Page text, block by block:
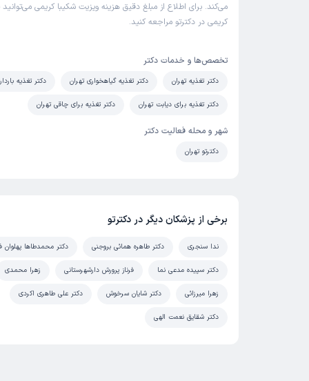
می‌کند. برای اطلاع از مبلغ دقیق هزینه ویزیت شکیبا کریمی می‌توانید
کریمی در دکترتو مراجعه کنید.
تخصص‌ها و خدمات دکتر
دکتر تغذیه تهران دکتر تغذیه گیاهخواری تهران دکتر تغذیه
دکتر تغذیه برای دیابت تهران دکتر تغذیه برای چاقی تهران
شهر و محله فعالیت دکتر
دکترتو تهران
برخی از پزشکان دیگر در دکترتو
ندا سنجری دکتر طاهره همائی بروجنی دکتر محمدطاها پهلوان
دکتر سپیده مدعی نما فرناز پرورش دارشهرستانی زهرا محمدی
زهرا میرزائی دکتر شایان سرخوش دکتر علی طاهری اکردی
دکتر شقایق نعمت الهی